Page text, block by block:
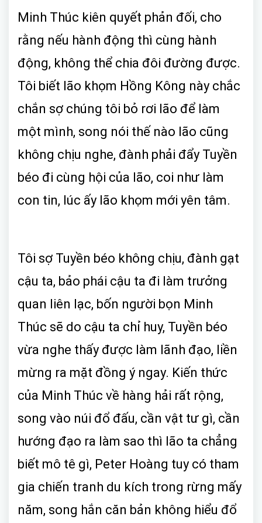
Minh Thúc kiên quyết phản đối, cho
rằng nếu hành động thì cùng hành
động, không thể chia đôi đường được.
Tôi biết lão khọm Hồng Kông này chắc
chắn sợ chúng tôi bỏ rơi lão để làm
một mình, song nói thế nào lão cũng
không chịu nghe, đành phải đẩy Tuyền
béo đi cùng hội của lão, coi như làm
con tin, lúc ấy lão khọm mới yên tâm.
Tôi sợ Tuyền béo không chịu, đành gạt
cậu ta, bảo phái cậu ta đi làm trưởng
quan liên lạc, bốn người bọn Minh
Thúc sẽ do cậu ta chỉ huy, Tuyền béo
vừa nghe thấy được làm lãnh đạo, liền
mừng ra mặt đồng ý ngay. Kiến thức
của Minh Thúc về hàng hải rất rộng,
song vào núi đổ đấu, cần vật tư gì, cần
hướng đạo ra làm sao thì lão ta chẳng
biết mô tê gì, Peter Hoàng tuy có tham
gia chiến tranh du kích trong rừng mấy
năm, song hắn căn bản không hiểu đổ